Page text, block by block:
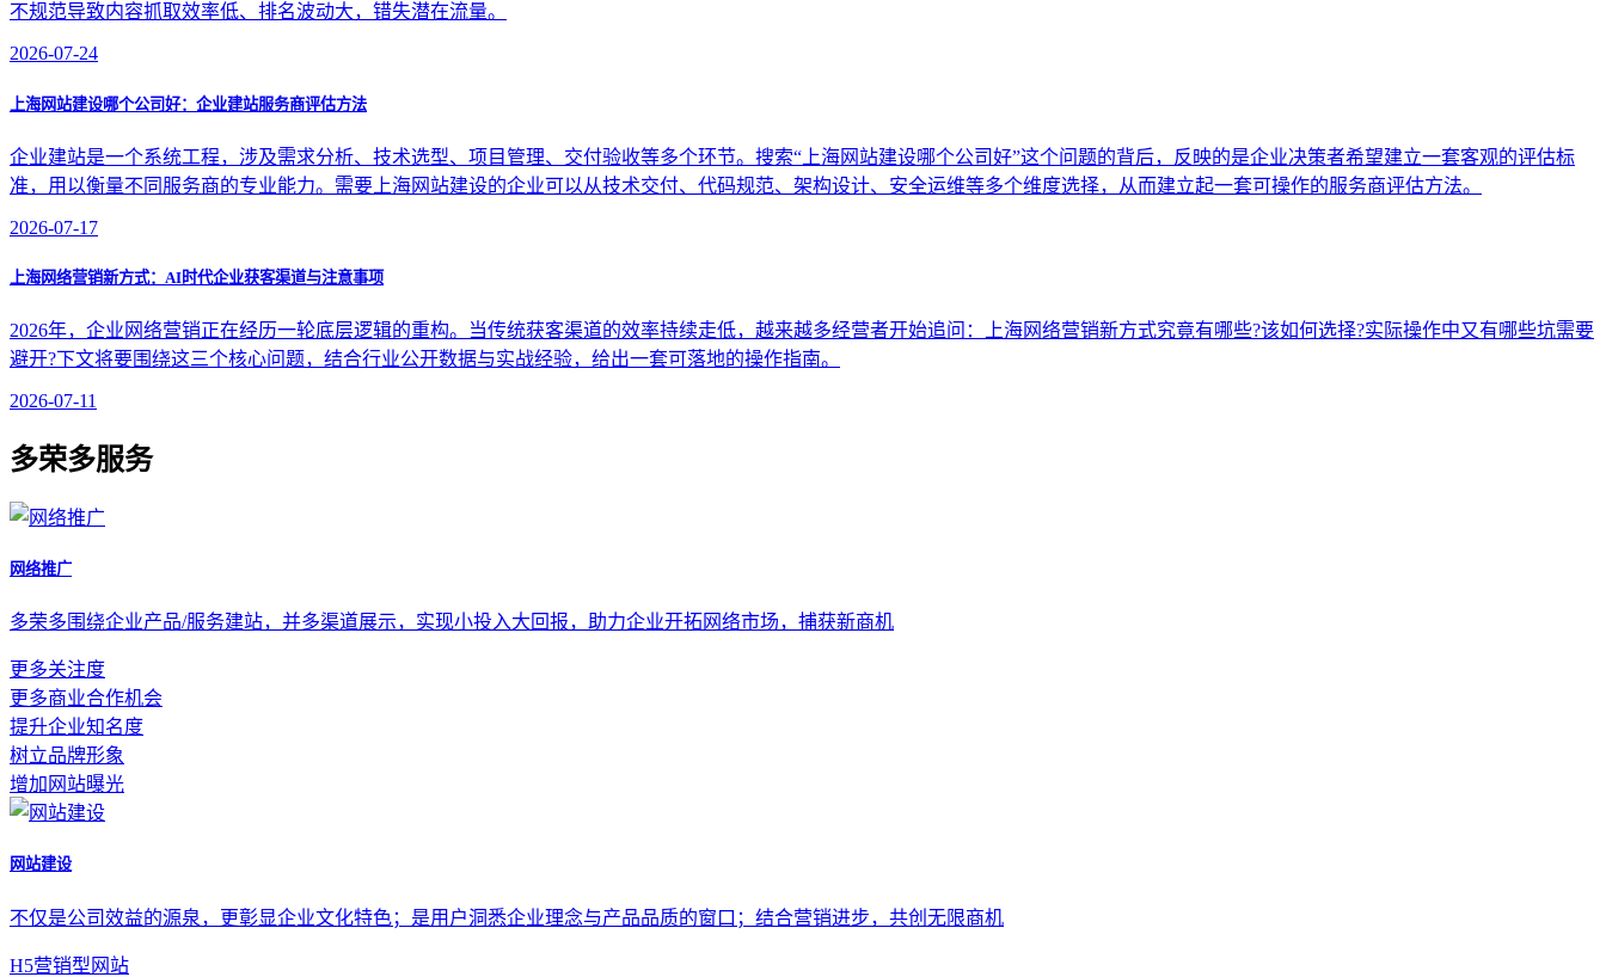
不规范导致内容抓取效率低、排名波动大，错失潜在流量。
2026-07-24
上海网站建设哪个公司好：企业建站服务商评估方法
企业建站是一个系统工程，涉及需求分析、技术选型、项目管理、交付验收等多个环节。搜索“上海网站建设哪个公司好”这个问题的背后，反映的是企业决策者希望建立一套客观的评估标
准，用以衡量不同服务商的专业能力。需要上海网站建设的企业可以从技术交付、代码规范、架构设计、安全运维等多个维度选择，从而建立起一套可操作的服务商评估方法。
2026-07-17
上海网络营销新方式：AI时代企业获客渠道与注意事项
2026年，企业网络营销正在经历一轮底层逻辑的重构。当传统获客渠道的效率持续走低，越来越多经营者开始追问：上海网络营销新方式究竟有哪些?该如何选择?实际操作中又有哪些坑需要
避开?下文将要围绕这三个核心问题，结合行业公开数据与实战经验，给出一套可落地的操作指南。
2026-07-11
多荣多服务
网络推广
多荣多围绕企业产品/服务建站，并多渠道展示，实现小投入大回报，助力企业开拓网络市场，捕获新商机
更多关注度
更多商业合作机会
提升企业知名度
树立品牌形象
增加网站曝光
网站建设
不仅是公司效益的源泉，更彰显企业文化特色；是用户洞悉企业理念与产品品质的窗口；结合营销进步，共创无限商机
H5营销型网站